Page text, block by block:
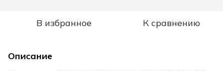
В избранное К сравнению
Описание